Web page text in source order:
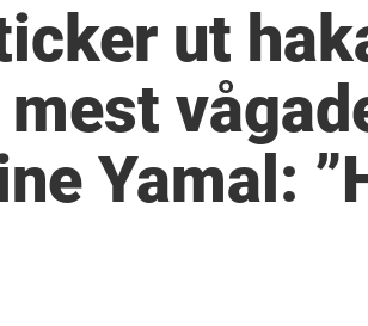
ut
Yamal: